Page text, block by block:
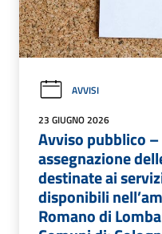
AVVISI
23 GIUGNO 2026
Avviso pubblico
assegnazione
destinate ai
disponibili
Romano di